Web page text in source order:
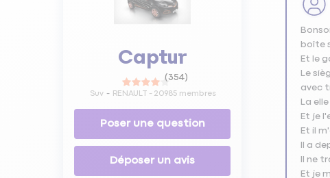
Captur
(354)
Suv RENAULT - 20985 membres
Poser une question
Déposer un avis
boîte
Et le
Le
avec
La
Et je
Et il
Il a
Il ne
Et je